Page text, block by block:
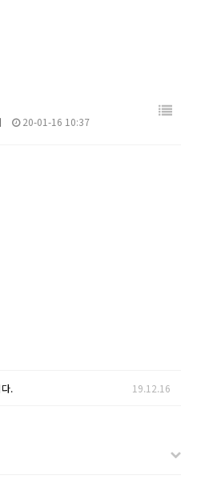
20-01-16 10:37
. 19.12.16